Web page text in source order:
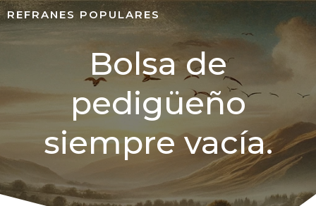
REFRANES POPULARES
Bolsa de
pedigüeño
siempre vacía.